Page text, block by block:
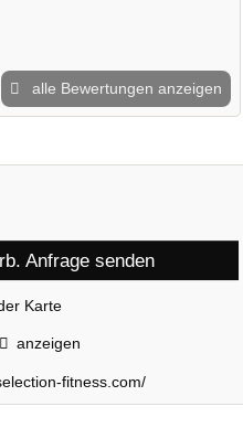
alle Bewertungen anzeigen
Anfrage senden
Karte
anzeigen
fitness.com/